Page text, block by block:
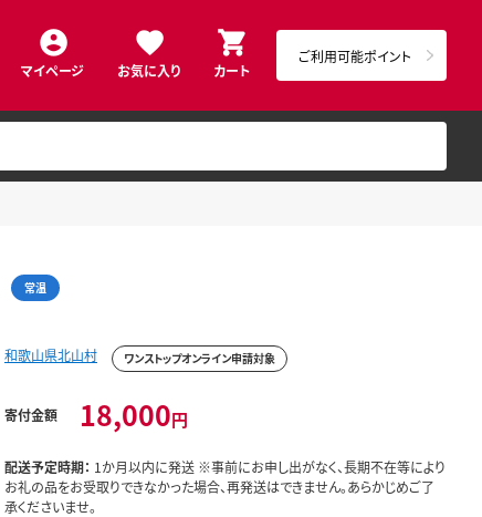
マイページ お気に入り カート
ご利用可能ポイント
常温
和歌山県北山村 ワンストップオンライン申請対象
寄付金額 18,000円
配送予定時期： 1か月以内に発送 ※事前にお申し出がなく、長期不在等により
お礼の品をお受取りできなかった場合、再発送はできません。あらかじめご了
承くださいませ。